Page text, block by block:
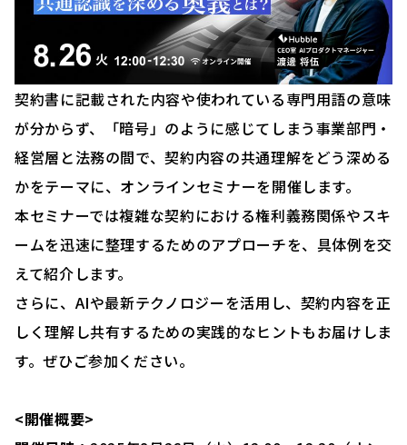
契約書に記載された内容や使われている専門用語の意味
が分からず、「暗号」のように感じてしまう事業部門・
経営層と法務の間で、契約内容の共通理解をどう深める
かをテーマに、オンラインセミナーを開催します。
本セミナーでは複雑な契約における権利義務関係やスキ
ームを迅速に整理するためのアプローチを、具体例を交
えて紹介します。
さらに、AIや最新テクノロジーを活用し、契約内容を正
しく理解し共有するための実践的なヒントもお届けしま
す。ぜひご参加ください。
<開催概要>